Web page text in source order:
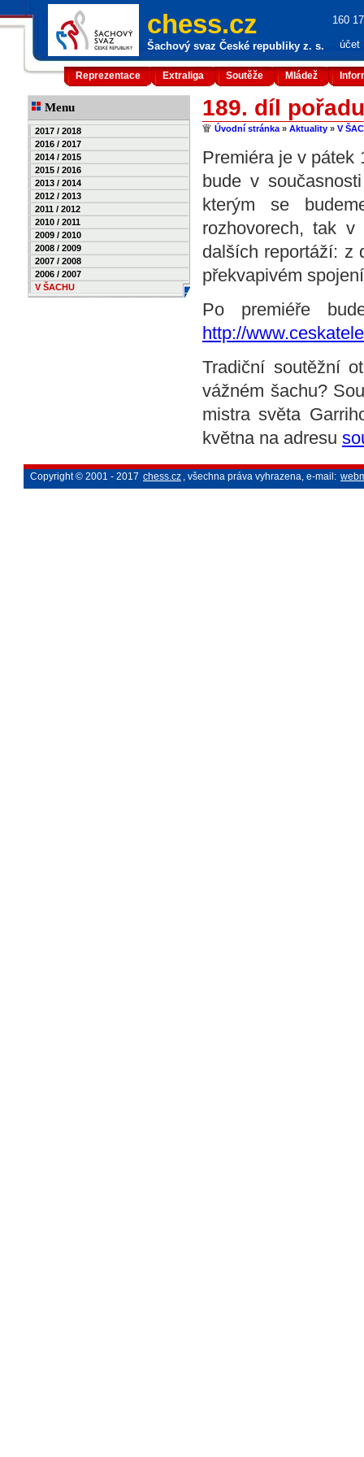
chess.cz
Šachový svaz České republiky z. s.
160
účet
Reprezentace Extraliga Soutěže Mládež
Menu
2017 / 2018
2016 / 2017
2014 / 2015
2015 / 2016
2013 / 2014
2012 / 2013
2011 / 2012
2010 / 2011
2009 / 2010
2008 / 2009
2007 / 2008
2006 / 2007
V ŠACHU
189. díl
Úvodní stránka » Aktuality » V
Premiéra je v pátek
bude v
kterým se
rozhovorech, tak
dalších reportáží: z
překvapivém
Po premiéře
http://
Tradiční soutěžní
vážném šachu?
mistra světa
května na adresu
Copyright © 2001 - 2017 chess.cz , všechna práva vyhrazena, e-mail: